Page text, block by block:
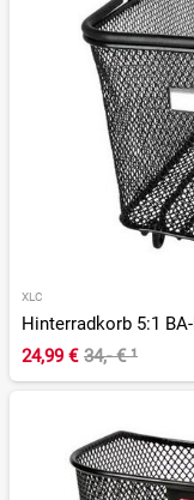
XLC
Hinterradkorb 5:1
24,99 € 34,- €¹